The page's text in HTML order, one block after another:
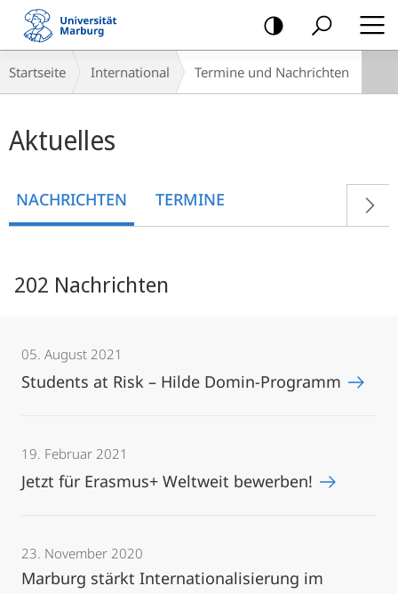
Mobile-
Navigation
Breadcrumb-
Navigation
Startseite International Termine und Nachrichten
Aktuelles
NACHRICHTEN TERMINE
202 Nachrichten
05. August 2021
Students at Risk – Hilde Domin-Programm
19. Februar 2021
Jetzt für Erasmus+ Weltweit bewerben!
23. November 2020
Marburg stärkt Internationalisierung im